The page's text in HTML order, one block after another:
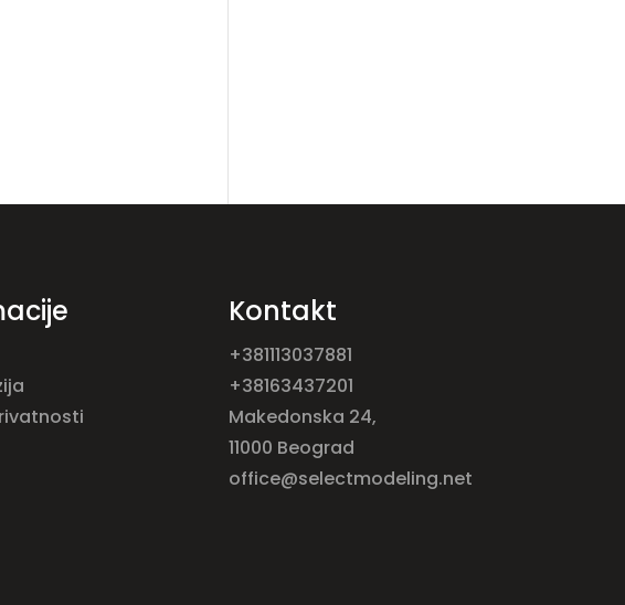
Kontakt
+381113037881
+38163437201
Makedonska 24,
11000 Beograd
office@selectmodeling.net